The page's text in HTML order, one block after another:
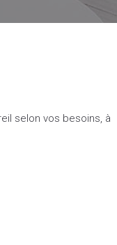
selon vos besoins, à